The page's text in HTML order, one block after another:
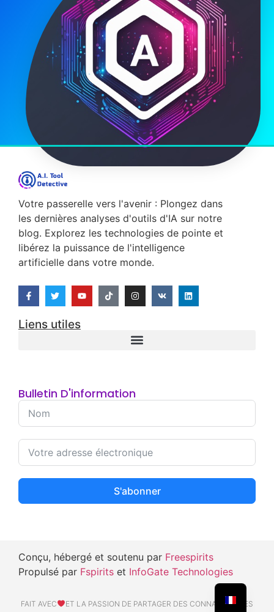
Votre passerelle vers l'avenir : Plongez dans
les dernières analyses d'outils d'IA sur notre
blog. Explorez les technologies de pointe et
libérez la puissance de l'intelligence
artificielle dans votre monde.
Liens utiles
Bulletin D'information
S'abonner
Conçu, hébergé et soutenu par Freespirits
Propulsé par Fspirits et InfoGate Technologies
FAIT AVEC ET LA PASSION DE PARTAGER DES CONNAISSANCES